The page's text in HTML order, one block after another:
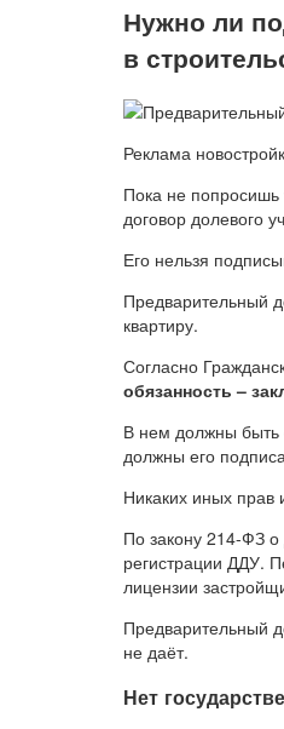
Нужно ли
в
Реклама
Пока не попросишь
договор долевого
Его нельзя
Предварительный
квартиру.
Согласно
обязанность –
В нем должны быть
должны его
Никаких иных прав
По закону 214-ФЗ о
регистрации ДДУ.
лицензии
Предварительный
не даёт.
Нет